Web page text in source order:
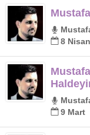
8 Nisan
9 Mart